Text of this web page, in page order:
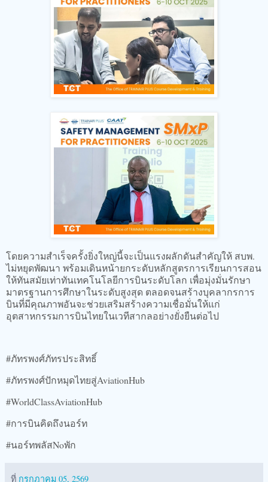
โดยความสำเร็จครั้งยิ่งใหญ่นี้จะเป็นแรงผลักดันสำคัญให้ สบพ.
ไม่หยุดพัฒนา พร้อมเดินหน้ายกระดับหลักสูตรการเรียนการสอน
ให้ทันสมัยเท่าทันเทคโนโลยีการบินระดับโลก เพื่อมุ่งมั่นรักษา
มาตรฐานการศึกษาในระดับสูงสุด ตลอดจนสร้างบุคลากรการ
บินที่มีคุณภาพอันจะช่วยเสริมสร้างความเชื่อมั่นให้แก่
อุตสาหกรรมการบินไทยในเวทีสากลอย่างยั่งยืนต่อไป
#ภัทรพงศ์ภัทรประสิทธิ์
#ภัทรพงศ์ปักหมุดไทยสู่AviationHub
#WorldClassAviationHub
#การบินคิดถึงนอร์ท
#นอร์ทพลัสNoพัก
ที่ กรกฎาคม 05, 2569